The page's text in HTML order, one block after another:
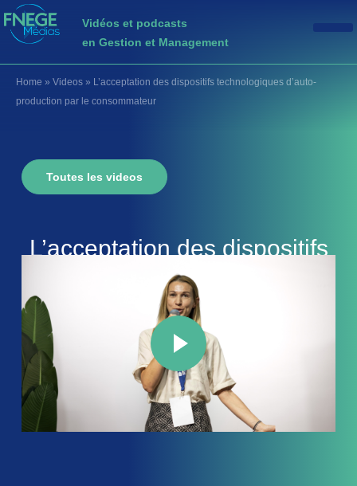
Vidéos et podcasts
en Gestion et Management
Home » Videos » L’acceptation des dispositifs technologiques d’auto-
production par le consommateur
Toutes les videos
L’acceptation des dispositifs
technologiques d’auto-
production par le
consommateur